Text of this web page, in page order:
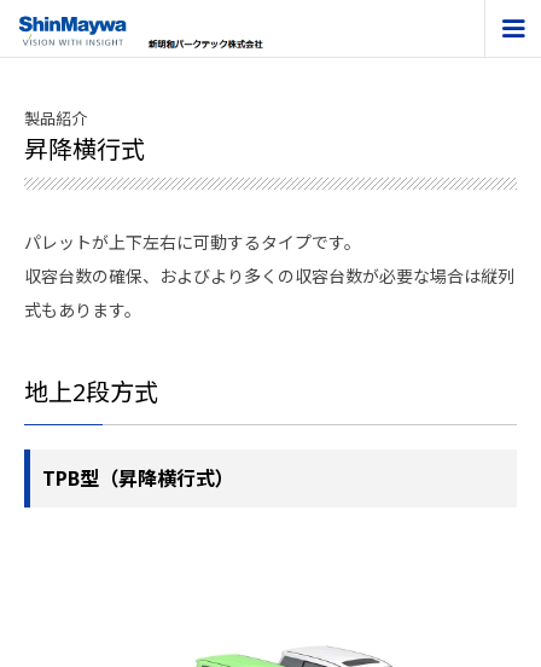
当社の特長
新規設置
メンテナンス
リニューアル
Q＆A
お問い合わせ
製品紹介
昇降横行式
パレットが上下左右に可動するタイプです。
収容台数の確保、およびより多くの収容台数が必要な場合は縦列
式もあります。
地上2段方式
TPB型（昇降横行式）